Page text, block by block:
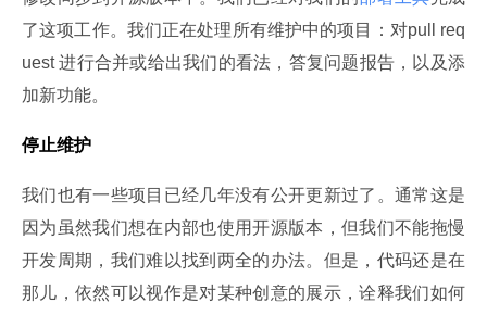
了这项工作。我们正在处理所有维护中的项目：对pull req
uest 进行合并或给出我们的看法，答复问题报告，以及添
加新功能。
停止维护
我们也有一些项目已经几年没有公开更新过了。通常这是
因为虽然我们想在内部也使用开源版本，但我们不能拖慢
开发周期，我们难以找到两全的办法。但是，代码还是在
那儿，依然可以视作是对某种创意的展示，诠释我们如何